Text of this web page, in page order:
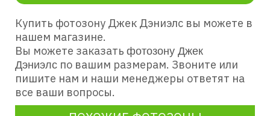
Купить фотозону Джек Дэниэлс вы можете в
нашем магазине.
Вы можете заказать фотозону Джек
Дэниэлс по вашим размерам. Звоните или
пишите нам и наши менеджеры ответят на
все ваши вопросы.